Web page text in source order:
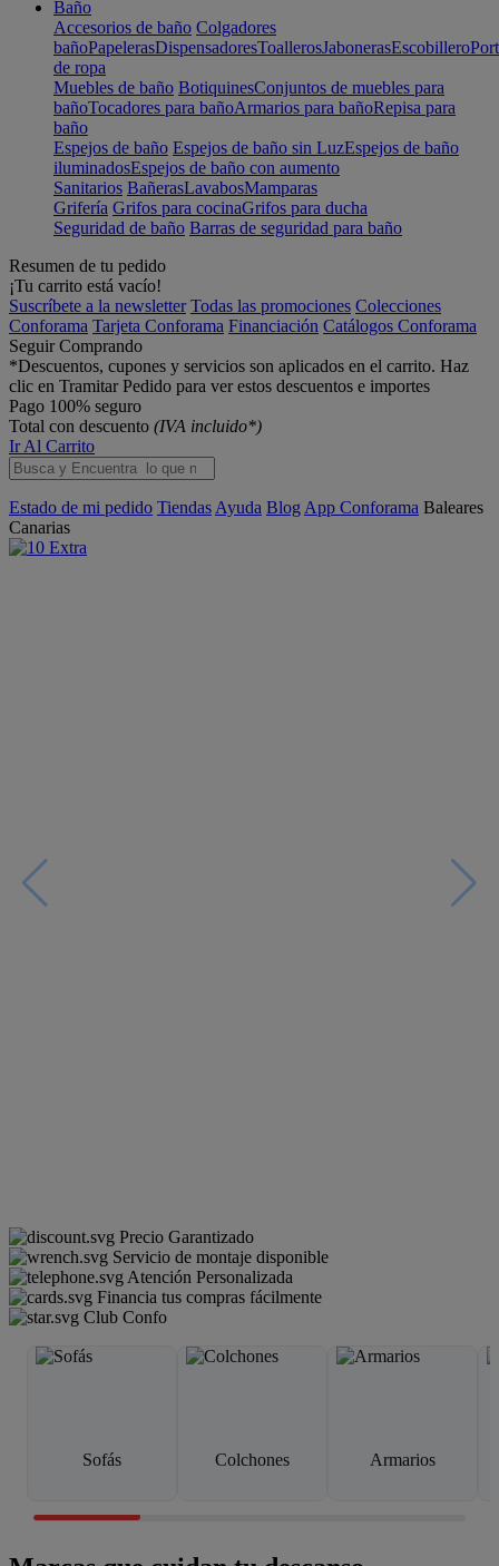
Baño
Accesorios de baño Colgadores
bañoPapelerasDispensadoresToallerosJabonerasEscobillero
de ropa
Muebles de baño BotiquinesConjuntos de muebles para
bañoTocadores para bañoArmarios para bañoRepisa para
baño
Espejos de baño Espejos de baño sin LuzEspejos de baño
iluminadosEspejos de baño con aumento
Sanitarios BañerasLavabosMamparas
Grifería Grifos para cocinaGrifos para ducha
Seguridad de baño Barras de seguridad para baño
Resumen de tu pedido
¡Tu carrito está vacío!
Suscríbete a la newsletter Todas las promociones Colecciones
Conforama Tarjeta Conforama Financiación Catálogos Conforama
Seguir Comprando
*Descuentos, cupones y servicios son aplicados en el carrito. Haz
clic en Tramitar Pedido para ver estos descuentos e importes
Pago 100% seguro
Total con descuento (IVA incluido*)
Ir Al Carrito
Estado de mi pedido Tiendas Ayuda Blog App Conforama Baleares
Canarias
Precio Garantizado
Servicio de montaje disponible
Atención Personalizada
Financia tus compras fácilmente
Club Confo
Sofás Colchones Armarios